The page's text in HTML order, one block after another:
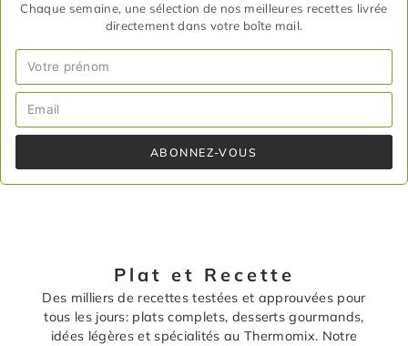
Chaque semaine, une sélection de nos meilleures recettes livrée
directement dans votre boîte mail.
ABONNEZ-VOUS
Plat et Recette
Des milliers de recettes testées et approuvées pour
tous les jours: plats complets, desserts gourmands,
idées légères et spécialités au Thermomix. Notre